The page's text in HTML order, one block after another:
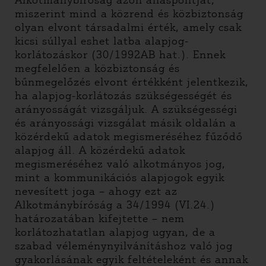
miszerint mind a közrend és közbiztonság
olyan elvont társadalmi érték, amely csak
kicsi súllyal eshet latba alapjog-
korlátozáskor (30/1992AB hat.). Ennek
megfelelően a közbiztonság és
bűnmegelőzés elvont értékként jelentkezik,
ha alapjog-korlátozás szükségességét és
arányosságát vizsgáljuk. A szükségességi
és arányossági vizsgálat másik oldalán a
közérdekű adatok megismeréséhez fűződő
alapjog áll. A közérdekű adatok
megismeréséhez való alkotmányos jog,
mint a kommunikációs alapjogok egyik
nevesített joga – ahogy ezt az
Alkotmánybíróság a 34/1994 (VI.24.)
határozatában kifejtette – nem
korlátozhatatlan alapjog ugyan, de a
szabad véleménynyilvánításhoz való jog
gyakorlásának egyik feltételeként és annak